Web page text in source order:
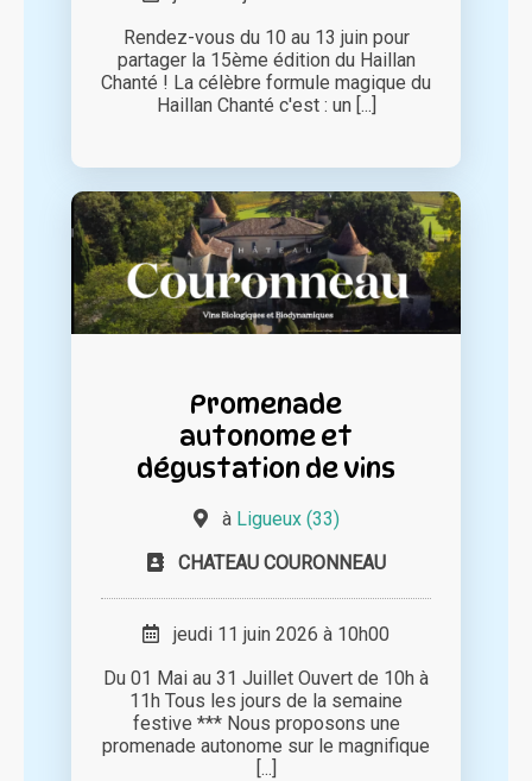
Rendez-vous du 10 au 13 juin pour
partager la 15ème édition du Haillan
Chanté ! La célèbre formule magique du
Haillan Chanté c'est : un [...]
Promenade
autonome et
dégustation de vins
à Ligueux (33)
CHATEAU COURONNEAU
jeudi 11 juin 2026 à 10h00
Du 01 Mai au 31 Juillet Ouvert de 10h à
11h Tous les jours de la semaine
festive *** Nous proposons une
promenade autonome sur le magnifique
[...]